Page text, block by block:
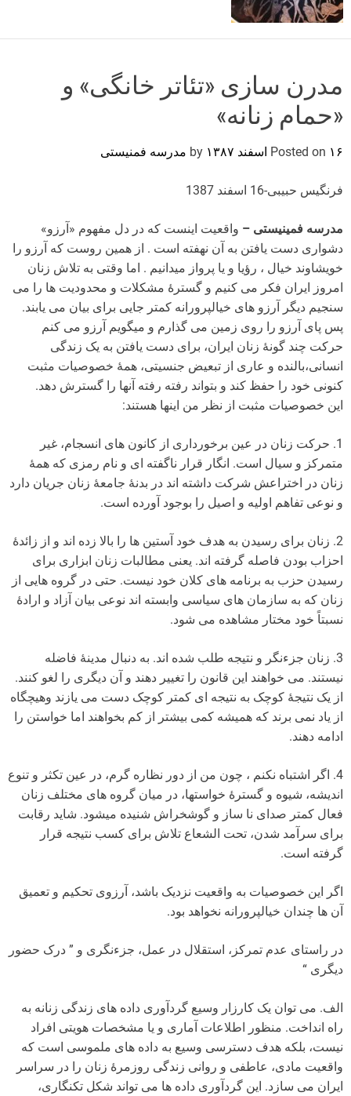
e
مدرن سازی «تئاتر خانگی» و
«حمام زنانه»
Posted on ۱۶ اسفند ۱۳۸۷ مدرسه فمنیستی
فرنگیس حبیبی-16 اسفند 1387
مدرسه فمینیستی – واقعیت اینست که در دل مفهوم «آرزو»
دشواری دست یافتن به آن نهفته است . از همین روست که آرزو را
خویشاوند خیال ، رؤیا و یا پرواز میدانیم . اما وقتی به تلاش زنان
امروز ایران فکر می کنیم و گسترۀ مشکلات و محدودیت ها را می
سنجیم دیگر آرزو های خیالپرورانه کمتر جایی برای بیان می یابند.
پس پای آرزو را روی زمین می گذارم و میگویم آرزو می کنم
حرکت چند گونۀ زنان ایران، برای دست یافتن به یک زندگی
انسانی،بالنده و عاری از تبعیض جنسیتی، همۀ خصوصیات مثبت
کنونی خود را حفظ کند و بتواند رفته رفته آنها را گسترش دهد.
این خصوصیات مثبت از نظر من اینها هستند:
1. حرکت زنان در عین برخورداری از کانون های انسجام، غیر
متمرکز و سیال است. انگار قرار ناگفته ای و نام رمزی که همۀ
زنان در اختراعش شرکت داشته اند در بدنۀ جامعۀ زنان جریان دارد
و نوعی تفاهم اولیه و اصیل را بوجود آورده است.
2. زنان برای رسیدن به هدف خود آستین ها را بالا زده اند و از زائدۀ
احزاب بودن فاصله گرفته اند. یعنی مطالبات زنان ابزاری برای
رسیدن حزب به برنامه های کلان خود نیست. حتی در گروه هایی از
زنان که به سازمان های سیاسی وابسته اند نوعی بیان آزاد و ارادۀ
نسبتاً خود مختار مشاهده می شود.
3. زنان جزءنگر و نتیجه طلب شده اند. به دنبال مدینۀ فاضله
نیستند. می خواهند این قانون را تغییر دهند و آن دیگری را لغو کنند.
از یک نتیجۀ کوچک به نتیجه ای کمتر کوچک دست می یازند وهیچگاه
از یاد نمی برند که همیشه کمی بیشتر از کم بخواهند اما خواستن را
ادامه دهند.
4. اگر اشتباه نکنم ، چون من از دور نظاره گرم، در عین تکثر و تنوع
اندیشه، شیوه و گسترۀ خواستها، در میان گروه های مختلف زنان
فعال کمتر صدای نا ساز و گوشخراش شنیده میشود. شاید رقابت
برای سرآمد شدن، تحت الشعاع تلاش برای کسب نتیجه قرار
گرفته است.
اگر این خصوصیات به واقعیت نزدیک باشد، آرزوی تحکیم و تعمیق
آن ها چندان خیالپرورانه نخواهد بود.
در راستای عدم تمرکز، استقلال در عمل، جزءنگری و ” درک حضور
دیگری “
الف. می توان یک کارزار وسیع گردآوری داده های زندگی زنانه به
راه انداخت. منظور اطلاعات آماری و یا مشخصات هویتی افراد
نیست، بلکه هدف دسترسی وسیع به داده های ملموسی است که
واقعیت مادی، عاطفی و روانی زندگی روزمرۀ زنان را در سراسر
ایران می سازد. این گردآوری داده ها می تواند شکل تکنگاری،